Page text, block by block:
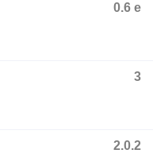
0.6 e
3
2.0.2